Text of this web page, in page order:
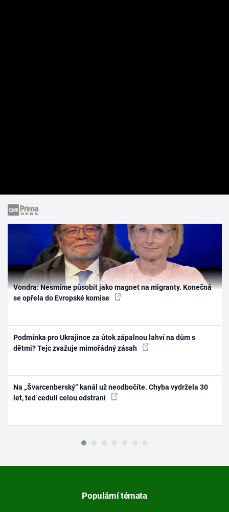
Vondra: Nesmíme působit jako magnet na migranty. Konečná
se opřela do Evropské komise
Podmínka pro Ukrajince za útok zápalnou lahví na dům s
dětmi? Tejc zvažuje mimořádný zásah
Na „Švarcenberský“ kanál už neodbočíte. Chyba vydržela 30
let, teď ceduli celou odstraní
Populární témata